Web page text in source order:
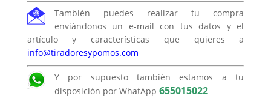
También puedes realizar tu compra
enviándonos un e-mail con tus datos y el
artículo y características que quieres a
info@tiradoresypomos.com
Y por supuesto también estamos a tu
disposición por WhatApp 655015022